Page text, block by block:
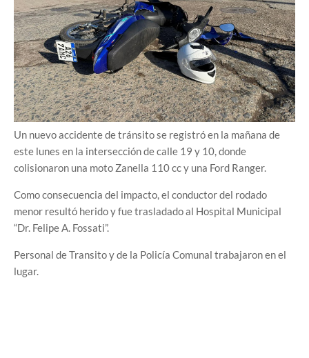
Un nuevo accidente de tránsito se registró en la mañana de
este lunes en la intersección de calle 19 y 10, donde
colisionaron una moto Zanella 110 cc y una Ford Ranger.
Como consecuencia del impacto, el conductor del rodado
menor resultó herido y fue trasladado al Hospital Municipal
“Dr. Felipe A. Fossati”.
Personal de Transito y de la Policía Comunal trabajaron en el
lugar.